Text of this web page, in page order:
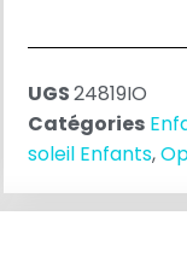
UGS24819IO
Catégories
soleil Enfants,